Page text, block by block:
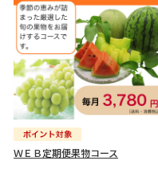
ＷＥＢ定期便果物コース